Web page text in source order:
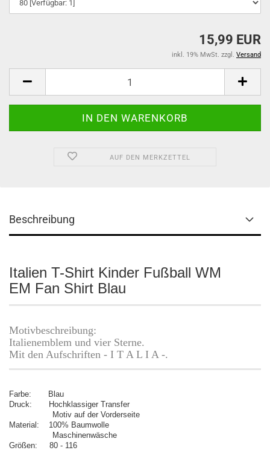
15,99 EUR
inkl. 19% MwSt. zzgl. Versand
AUF DEN MERKZETTEL
Beschreibung
Italien T-Shirt Kinder Fußball WM
EM Fan Shirt Blau
Motivbeschreibung:
Italienemblem und vier Sterne.
Mit den Aufschriften - I T A L I A -.
Farbe: Blau
Druck: Hochklassiger Transfer
Motiv auf der Vorderseite
Material: 100% Baumwolle
Maschinenwäsche
Größen: 80 - 116